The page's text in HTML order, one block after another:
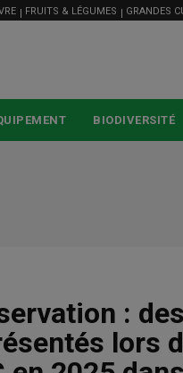
FRUITS & LÉGUMES GRANDES
BIODIVERSITÉ
:
lors